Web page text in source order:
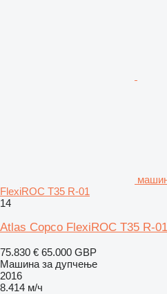
FlexiROC T35 R-01
14
Atlas Copco FlexiROC T35 R-01
75.830 € 65.000 GBP
Машина за дупчење
2016
8.414 м/ч